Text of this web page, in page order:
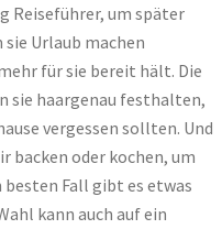
Reiseführer, um später
Urlaub machen
für sie bereit hält. Die
sie haargenau festhalten,
vergessen sollten. Und
backen oder kochen, um
Fall gibt es etwas
kann auch auf ein